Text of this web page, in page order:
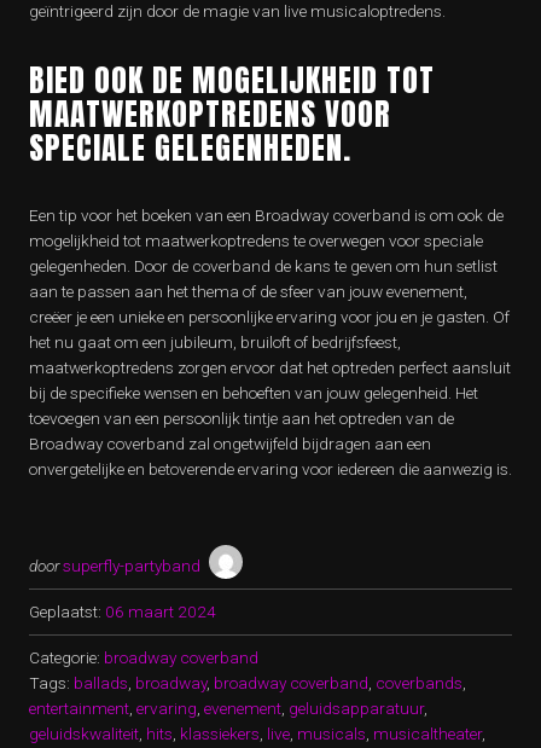
geïntrigeerd zijn door de magie van live musicaloptredens.
BIED OOK DE MOGELIJKHEID TOT
MAATWERKOPTREDENS VOOR
SPECIALE GELEGENHEDEN.
Een tip voor het boeken van een Broadway coverband is om ook de
mogelijkheid tot maatwerkoptredens te overwegen voor speciale
gelegenheden. Door de coverband de kans te geven om hun setlist
aan te passen aan het thema of de sfeer van jouw evenement,
creëer je een unieke en persoonlijke ervaring voor jou en je gasten. Of
het nu gaat om een jubileum, bruiloft of bedrijfsfeest,
maatwerkoptredens zorgen ervoor dat het optreden perfect aansluit
bij de specifieke wensen en behoeften van jouw gelegenheid. Het
toevoegen van een persoonlijk tintje aan het optreden van de
Broadway coverband zal ongetwijfeld bijdragen aan een
onvergetelijke en betoverende ervaring voor iedereen die aanwezig is.
doorsuperfly-partyband
Geplaatst: 06 maart 2024
Categorie: broadway coverband
Tags: ballads broadway, broadway coverband coverbands
entertainment ervaring evenement geluidsapparatuur,
geluidskwaliteit hits klassiekers live musicals musicaltheater,